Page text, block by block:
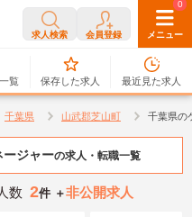
求人検索 会員登録 メニュー
覧
0
保存した求人
0
最近見た求人
千葉県 山武郡芝山町 千葉県の
ージャーの求人・転職一覧
数 2件 ＋非公開求人